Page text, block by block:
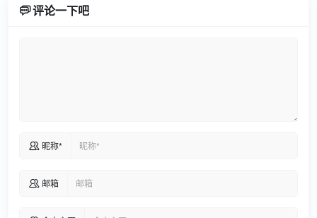
评论一下吧
 昵称*
 邮箱